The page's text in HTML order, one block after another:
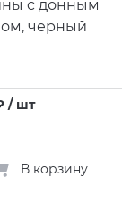
c донным
черный
/ шт
В корзину